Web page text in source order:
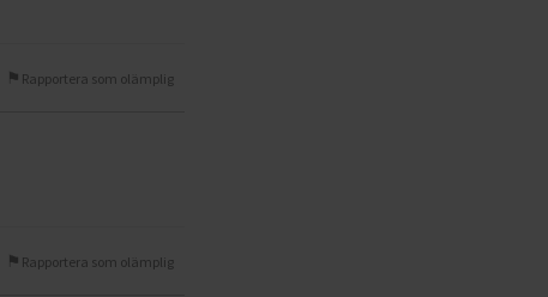
Rapportera som olämplig
Rapportera som olämplig